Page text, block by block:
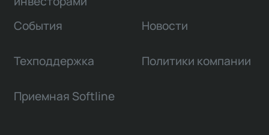
События Новости
Техподдержка Политики компании
Приемная Softline